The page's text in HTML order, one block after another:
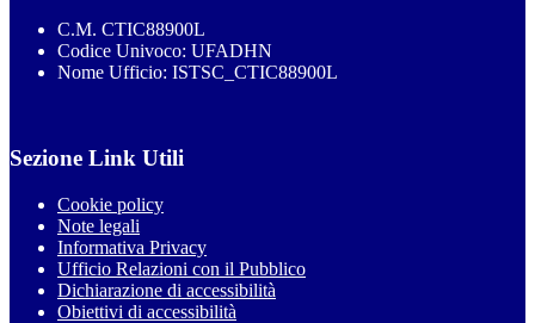
C.M. CTIC88900L
Codice Univoco: UFADHN
Nome Ufficio: ISTSC_CTIC88900L
Sezione Link Utili
Cookie policy
Note legali
Informativa Privacy
Ufficio Relazioni con il Pubblico
Dichiarazione di accessibilità
Obiettivi di accessibilità